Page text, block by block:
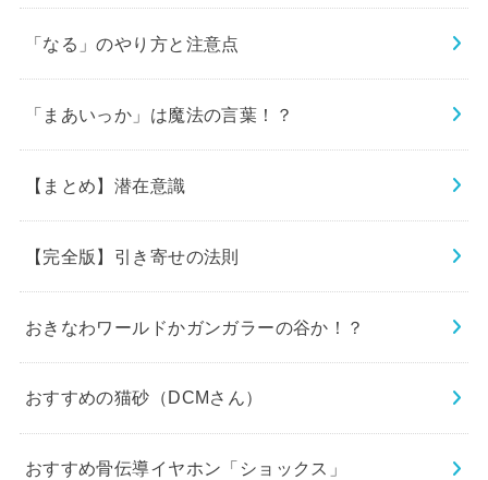
「なる」のやり方と注意点
「まあいっか」は魔法の言葉！？
【まとめ】潜在意識
【完全版】引き寄せの法則
おきなわワールドかガンガラーの谷か！？
おすすめの猫砂（DCMさん）
おすすめ骨伝導イヤホン「ショックス」